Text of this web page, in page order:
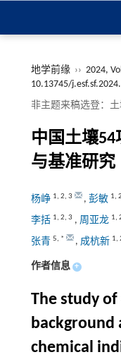
地学前缘 ›› 2024,
10.13745/
非主题来稿选登：
中国土壤
与基准研究
杨峥 1, 2, 3 , 彭敏 1, 2
李括 1, 2, 3 , 周亚龙 1,
张青 5, * , 成杭新 1,
作者信息 +
The study
background
chemical